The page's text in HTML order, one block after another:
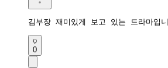
김부장 재미있게 보고 있는 드라마입
0